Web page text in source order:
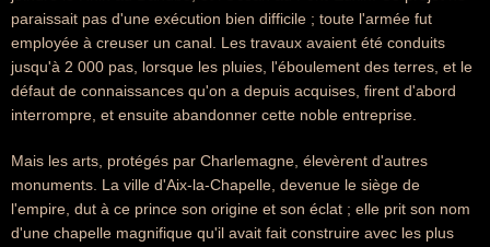
paraissait pas d'une exécution bien difficile ; toute l'armée fut
employée à creuser un canal. Les travaux avaient été conduits
jusqu'à 2 000 pas, lorsque les pluies, l'éboulement des terres, et le
défaut de connaissances qu'on a depuis acquises, firent d'abord
interrompre, et ensuite abandonner cette noble entreprise.
Mais les arts, protégés par Charlemagne, élevèrent d'autres
monuments. La ville d'Aix-la-Chapelle, devenue le siège de
l'empire, dut à ce prince son origine et son éclat ; elle prit son nom
d'une chapelle magnifique qu'il avait fait construire avec les plus